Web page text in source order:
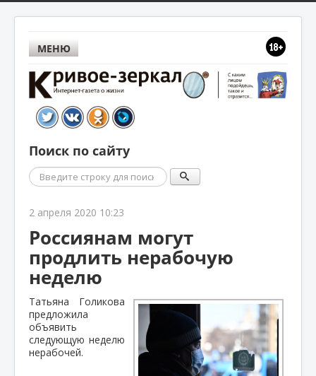
МЕНЮ
Поиск по сайту
Поиск
2 апреля 2020 10:23
Россиянам могут
продлить нерабочую
неделю
Татьяна Голикова
предложила
объявить
следующую неделю
нерабочей.